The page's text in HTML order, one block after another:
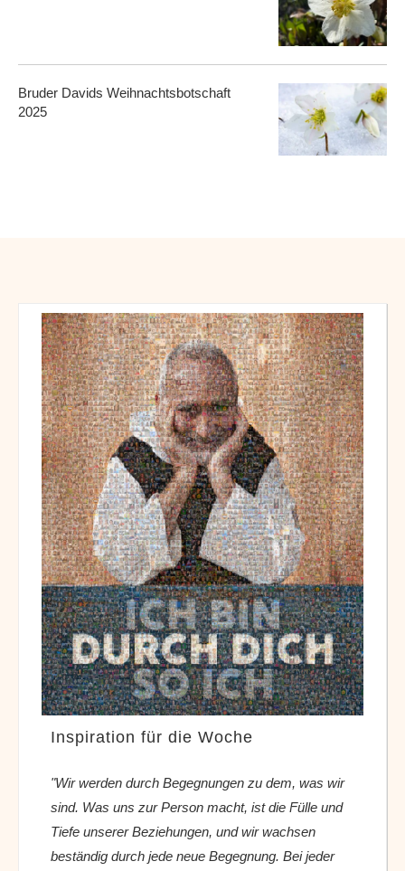
Bruder Davids Weihnachtsbotschaft
2025
Inspiration für die Woche
"Wir werden durch Begegnungen zu dem, was wir
sind. Was uns zur Person macht, ist die Fülle und
Tiefe unserer Beziehungen, und wir wachsen
beständig durch jede neue Begegnung. Bei jeder